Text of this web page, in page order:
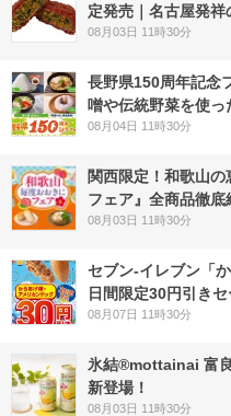
定発売｜名古屋発
08月03日 11時30分
長野県150周年記念
噌や伝統野菜を使
08月04日 11時30分
関西限定！和歌山の
フェア』全商品徹底
08月03日 11時30分
セブン‐イレブン「
日間限定30円引きセ
08月07日 11時30分
氷結®mottainai 富
新登場！
08月03日 11時30分